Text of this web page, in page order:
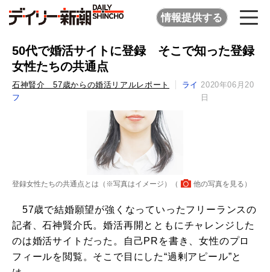
情報提供する
50代で婚活サイトに登録 そこで知った登録
女性たちの共通点
石神賢介 57歳からの婚活リアルレポート
ライ
フ
2020年06月20
日
登録女性たちの共通点とは（※写真はイメージ）（ 他の写真を見る ）
57歳で結婚願望が強くなっていったフリーランスの
記者、石神賢介氏。婚活再開とともにチャレンジした
のは婚活サイトだった。自己PRを書き、女性のプロ
フィールを閲覧。そこで目にした“過剰アピール”と